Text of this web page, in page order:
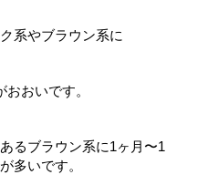
系やブラウン系に
おいです。
るブラウン系に1ヶ月〜1
多いです。